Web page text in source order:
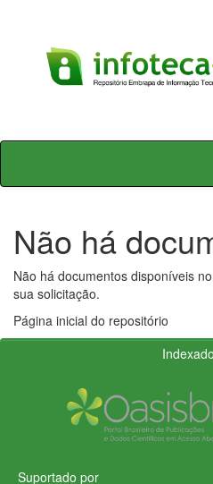
Skip
Não há
Não há documentos disponíveis
sua solicitação.
Página inicial do repositório
Suportado por